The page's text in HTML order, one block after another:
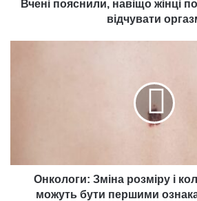
Вчені пояснили, навіщо жінці
відчувати
першими
ознаками
меланоми
Онкологи: Зміна розміру і
можуть бути першими